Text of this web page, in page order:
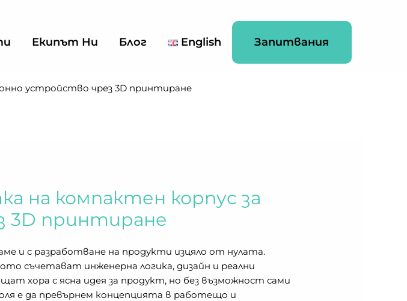
Екипът Ни Блог English Запитвания
устройство чрез 3D принтиране
на компактен корпус за
3D принтиране
и с разработване на продукти изцяло от нулата.
съчетават инженерна логика, дизайн и реални
хора с ясна идея за продукт, но без възможност сами
е да превърнем концепцията в работещо и